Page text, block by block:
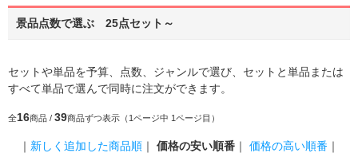
景品点数で選ぶ 25点セット～
セットや単品を予算、点数、ジャンルで選び、セットと単品または
すべて単品で選んで同時に注文ができます。
全16商品 / 39商品ずつ表示（1ページ中 1ページ目）
｜ 新しく追加した商品順 ｜ 価格の安い順番 ｜ 価格の高い順番 ｜